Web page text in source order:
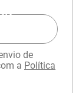
de
a Política